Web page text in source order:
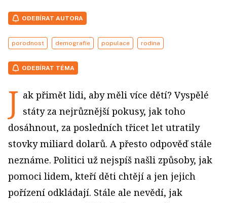
ODEBÍRAT AUTORA
porodnost demografie populace rodina
ODEBÍRAT TÉMA
J ak přimět lidi, aby měli více dětí? Vyspělé
státy za nejrůznější pokusy, jak toho
dosáhnout, za posledních třicet let utratily
stovky miliard dolarů. A přesto odpověď stále
neznáme. Politici už nejspíš našli způsoby, jak
pomoci lidem, kteří děti chtějí a jen jejich
pořízení odkládají. Stále ale nevědí, jak